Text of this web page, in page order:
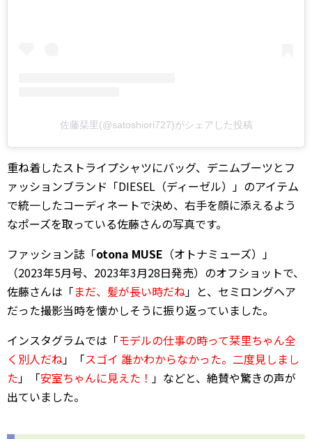
佐藤栞里(@satoshiori727)がシェアした投稿
重ね着したストライプシャツにバッグ、デニムブーツとフ
ァッションブランド「DIESEL（ディーゼル）」のアイテム
で統一したコーディネートで決め、右手を顔に添えるよう
なポーズを取っている佐藤さんの写真です。
ファッション誌「otona MUSE （オトナミューズ）」
（2023年5月号、2023年3月28日発売）のオフショットで、
佐藤さんは「まだ、髪が長い時だね」と、セミロングヘア
だった撮影当時を懐かしそうに振り返っていました。
インスタグラムでは「モデルの仕事の時って栞里ちゃん全
く別人だね」「スゴイ 誰かわからなかった。二度見しまし
た」「安室ちゃんに見えた！ 」などと、絶賛や驚きの声が
出ていました。